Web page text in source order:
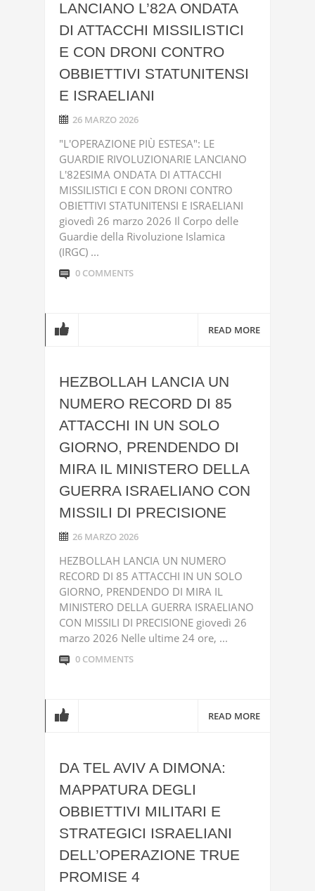
LANCIANO L’82A ONDATA
DI ATTACCHI MISSILISTICI
E CON DRONI CONTRO
OBBIETTIVI STATUNITENSI
E ISRAELIANI
26 MARZO 2026
"L'OPERAZIONE PIÙ ESTESA": LE
GUARDIE RIVOLUZIONARIE LANCIANO
L'82ESIMA ONDATA DI ATTACCHI
MISSILISTICI E CON DRONI CONTRO
OBIETTIVI STATUNITENSI E ISRAELIANI
giovedì 26 marzo 2026 Il Corpo delle
Guardie della Rivoluzione Islamica
(IRGC) ...
0 COMMENTS
READ MORE
HEZBOLLAH LANCIA UN
NUMERO RECORD DI 85
ATTACCHI IN UN SOLO
GIORNO, PRENDENDO DI
MIRA IL MINISTERO DELLA
GUERRA ISRAELIANO CON
MISSILI DI PRECISIONE
26 MARZO 2026
HEZBOLLAH LANCIA UN NUMERO
RECORD DI 85 ATTACCHI IN UN SOLO
GIORNO, PRENDENDO DI MIRA IL
MINISTERO DELLA GUERRA ISRAELIANO
CON MISSILI DI PRECISIONE giovedì 26
marzo 2026 Nelle ultime 24 ore, ...
0 COMMENTS
READ MORE
DA TEL AVIV A DIMONA:
MAPPATURA DEGLI
OBBIETTIVI MILITARI E
STRATEGICI ISRAELIANI
DELL’OPERAZIONE TRUE
PROMISE 4